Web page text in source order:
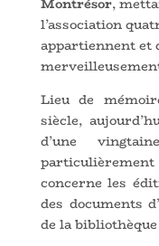
l’association
appartiennent et
Lieu de
siècle,
d’une
concerne les
des documents
de la